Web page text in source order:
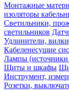
Монтажные
изоляторы
Светильники,
светильников
Удлинители,
Кабеленесущие
Лампы (источники
Щиты и шкафы
Инструмент,
Розетки,